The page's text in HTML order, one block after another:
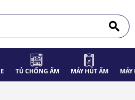
TỦ CHỐNG ẨM MÁY HÚT ẨM